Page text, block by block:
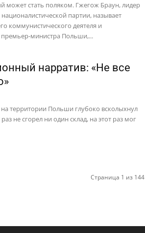
может стать поляком. Гжегож Браун, лидер
партии, называет
коммунистического деятеля и
премьер-министра Польши,...
нарратив: «Не все
территории Польши глубоко всколыхнул
не сгорел ни один склад, на этот раз мог
Страница 1 из 144